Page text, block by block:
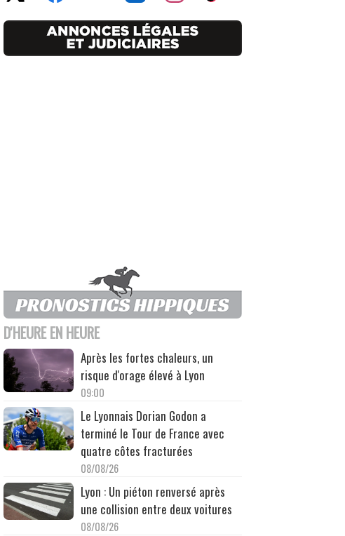
D'HEURE EN HEURE
Après les fortes chaleurs, un
risque d'orage élevé à Lyon
09:00
Le Lyonnais Dorian Godon a
terminé le Tour de France avec
quatre côtes fracturées
08/08/26
Lyon : Un piéton renversé après
une collision entre deux voitures
08/08/26